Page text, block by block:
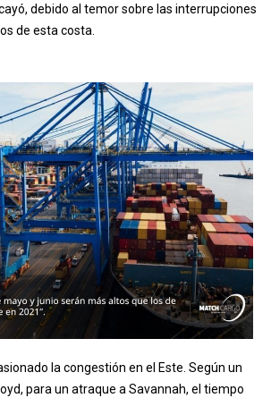
debido al temor sobre las interrupciones
de esta costa.
la congestión en el Este. Según un
para un atraque a Savannah, el tiempo